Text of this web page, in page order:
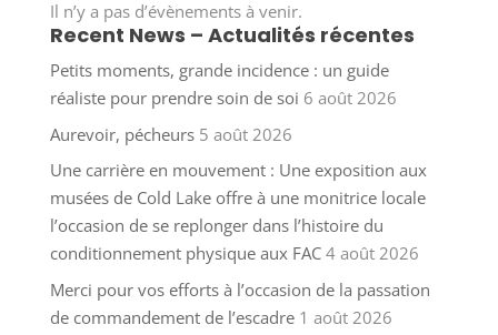
Il n’y a pas d’évènements à venir.
Recent News – Actualités récentes
Petits moments, grande incidence : un guide
réaliste pour prendre soin de soi 6 août 2026
Aurevoir, pécheurs 5 août 2026
Une carrière en mouvement : Une exposition aux
musées de Cold Lake offre à une monitrice locale
l’occasion de se replonger dans l’histoire du
conditionnement physique aux FAC 4 août 2026
Merci pour vos efforts à l’occasion de la passation
de commandement de l’escadre 1 août 2026